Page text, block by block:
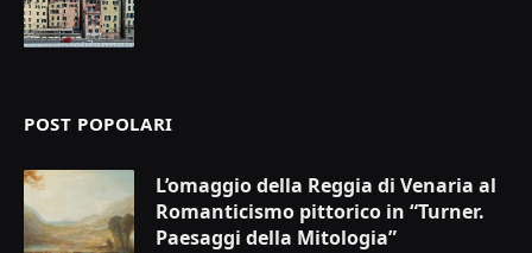
POST POPOLARI
L’omaggio della Reggia di Venaria al
Romanticismo pittorico in “Turner.
Paesaggi della Mitologia”